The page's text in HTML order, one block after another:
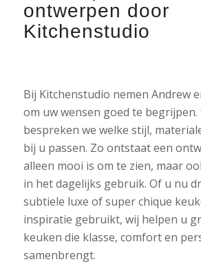
ontwerpen door
Kitchenstudio
Bij Kitchenstudio nemen Andrew
om uw wensen goed te begrijpen.
bespreken we welke stijl,
bij u passen. Zo ontstaat een
alleen mooi is om te zien, maar
in het dagelijks gebruik. Of u nu
subtiele luxe of super chique
inspiratie gebruikt, wij helpen u
keuken die klasse, comfort en
samenbrengt.